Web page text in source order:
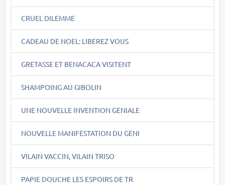
CRUEL DILEMME
CADEAU DE NOEL: LIBEREZ VOUS
GRETASSE ET BENACACA VISITENT
SHAMPOING AU GIBOLIN
UNE NOUVELLE INVENTION GENIALE
NOUVELLE MANIFESTATION DU GENI
VILAIN VACCIN, VILAIN TRISO
PAPIE DOUCHE LES ESPOIRS DE TR